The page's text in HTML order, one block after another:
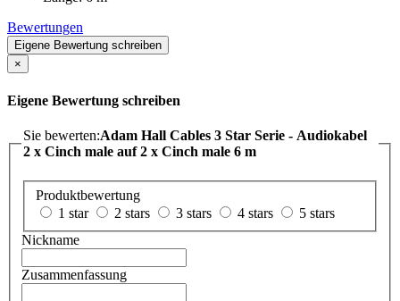
Bewertungen
Eigene Bewertung schreiben
×
Eigene Bewertung schreiben
Sie bewerten:Adam Hall Cables 3 Star Serie - Audiokabel
2 x Cinch male auf 2 x Cinch male 6 m
Produktbewertung
1 star
2 stars 3 stars 4 stars
5 stars
Nickname
Zusammenfassung